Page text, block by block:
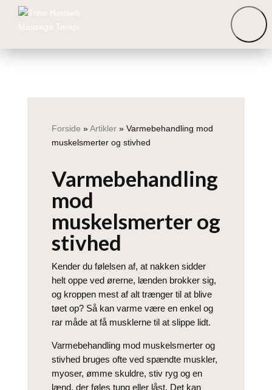
Forside »Artikler» Varmebehandling mod
muskelsmerter og stivhed
Varmebehandling
mod
muskelsmerter og
stivhed
Kender du følelsen af, at nakken sidder
helt oppe ved ørerne, lænden brokker sig,
og kroppen mest af alt trænger til at blive
tøet op? Så kan varme være en enkel og
rar måde at få musklerne til at slippe lidt.
Varmebehandling mod muskelsmerter og
stivhed bruges ofte ved spændte muskler,
myoser, ømme skuldre, stiv ryg og en
lænd, der føles tung eller låst. Det kan